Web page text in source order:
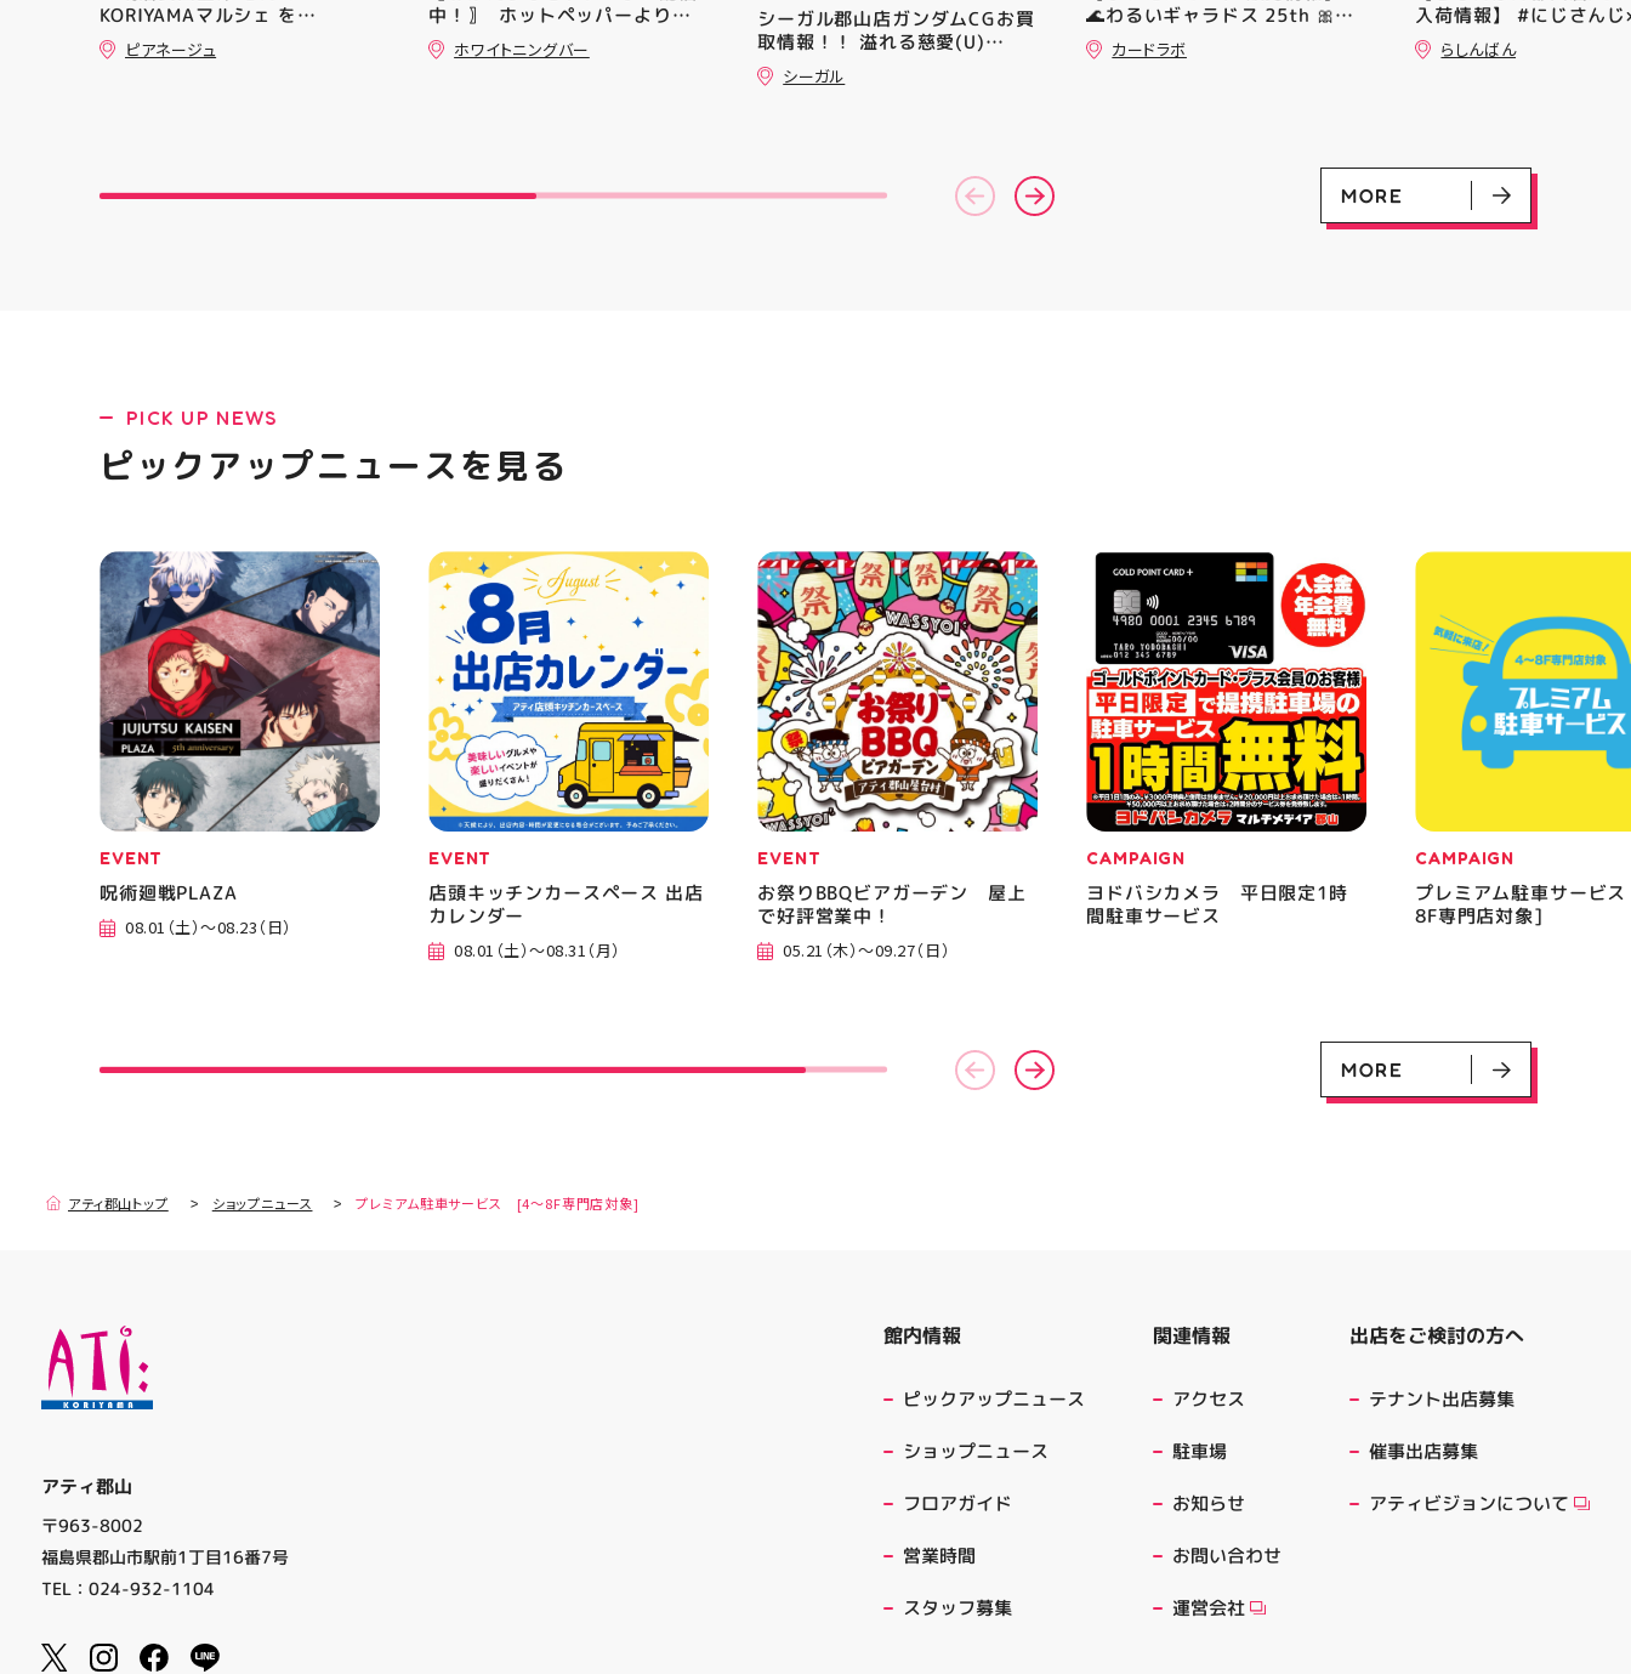
KORIYAMAマルシェ を
@hic20240729 HICさんにお誘
い頂き参加させて頂きました。 ⁡
ピアネージュ
ニングシューズの最新作になり
ます！ ・ 気になる方は是非、
中！〗 ⁡ ホットペッパーより通
常￥11,170······▸ ￥5️⃣,5️⃣8️⃣0️⃣
のお得なクーポン配信中です★ ⁡
ます️ #ホワイトニンク #ホワイ
ホワイトニングバー
━━━━━━━━━━━━━━
━ #アティ郡山 #郡山 #郡山グ
ルメ #郡山BBQ #ビアガーデン
#お祭りBBQ #屋台グルメ #手
シーガル郡山店ガンダムCGお買
取情報！！ 溢れる慈愛(U)
(GD01-118) ￥30 覚悟の表れ
(U)(GD01-100) ￥30 ﾌﾗｯﾄ(ﾐﾘ
シーガル
🌊わるいギャラドス 25th 🎀リ
ーリエのピッピex 🔮ミュウ
vmax UR 入荷いたしました✨✨
カードラボ
入荷情報】 #にじさんじ
ERAコラボ #剣持刀也
9TWENTY キャップ が
らしんばん
MORE
PICK UP NEWS
ピックアップニュースを見る
EVENT
呪術廻戦PLAZA
08.01（土）～08.23（日）
EVENT
店頭キッチンカースペース 出店
カレンダー
08.01（土）～08.31（月）
EVENT
お祭りBBQビアガーデン 屋上
で好評営業中！
05.21（木）～09.27（日）
CAMPAIGN
ヨドバシカメラ 平日限定1時
間駐車サービス
CAMPAIGN
プレミアム駐車サービ
8F専門店対象]
MORE
アティ郡山トップ ショップニュース プレミアム駐車サービス [4～8F専門店対象]
アティ郡山
〒963-8002
福島県郡山市駅前1丁目16番7号
TEL：024-932-1104
館内情報
ピックアップニュース
ショップニュース
フロアガイド
営業時間
スタッフ募集
関連情報
アクセス
駐車場
お知らせ
お問い合わせ
運営会社
出店をご検討の方へ
テナント出店募集
催事出店募集
アティビジョンについて